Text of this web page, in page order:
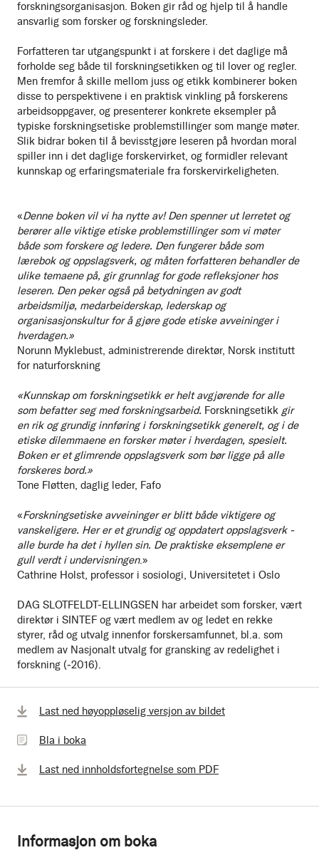
forskningsorganisasjon. Boken gir råd og hjelp til å handle
ansvarlig som forsker og forskningsleder.
Forfatteren tar utgangspunkt i at forskere i det daglige må
forholde seg både til forskningsetikken og til lover og regler.
Men fremfor å skille mellom juss og etikk kombinerer boken
disse to perspektivene i en praktisk vinkling på forskerens
arbeidsoppgaver, og presenterer konkrete eksempler på
typiske forskningsetiske problemstillinger som mange møter.
Slik bidrar boken til å bevisstgjøre leseren på hvordan moral
spiller inn i det daglige forskervirket, og formidler relevant
kunnskap og erfaringsmateriale fra forskervirkeligheten.
«Denne boken vil vi ha nytte av! Den spenner ut lerretet og
berører alle viktige etiske problemstillinger som vi møter
både som forskere og ledere. Den fungerer både som
lærebok og oppslagsverk, og måten forfatteren behandler de
ulike temaene på, gir grunnlag for gode refleksjoner hos
leseren. Den peker også på betydningen av godt
arbeidsmiljø, medarbeiderskap, lederskap og
organisasjonskultur for å gjøre gode etiske avveininger i
hverdagen.»
Norunn Myklebust, administrerende direktør, Norsk institutt
for naturforskning
«Kunnskap om forskningsetikk er helt avgjørende for alle
som befatter seg med forskningsarbeid. Forskningsetikk gir
en rik og grundig innføring i forskningsetikk generelt, og i de
etiske dilemmaene en forsker møter i hverdagen, spesielt.
Boken er et glimrende oppslagsverk som bør ligge på alle
forskeres bord.»
Tone Fløtten, daglig leder, Fafo
«Forskningsetiske avveininger er blitt både viktigere og
vanskeligere. Her er et grundig og oppdatert oppslagsverk -
alle burde ha det i hyllen sin. De praktiske eksemplene er
gull verdt i undervisningen.»
Cathrine Holst, professor i sosiologi, Universitetet i Oslo
DAG SLOTFELDT-ELLINGSEN har arbeidet som forsker, vært
direktør i SINTEF og vært medlem av og ledet en rekke
styrer, råd og utvalg innenfor forskersamfunnet, bl.a. som
medlem av Nasjonalt utvalg for gransking av redelighet i
forskning (‒2016).
Last ned høyoppløselig versjon av bildet
Bla
bokaBla i boka
Last ned innholdsfortegnelse som PDF
Informasjon om boka